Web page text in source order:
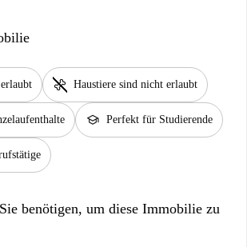
pet_supplies Haustiere sind nicht erlaubt
school Perfekt für Studierende
benötigen, um diese Immobilie zu